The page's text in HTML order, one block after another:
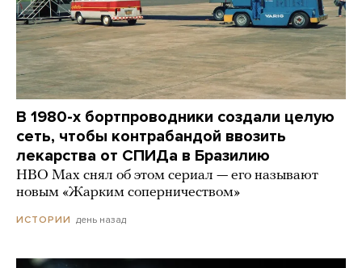
В 1980-х бортпроводники создали целую
сеть, чтобы контрабандой ввозить
лекарства от СПИДа в Бразилию
HBO Max снял об этом сериал — его называют
новым «Жарким соперничеством»
ИСТОРИИ день назад